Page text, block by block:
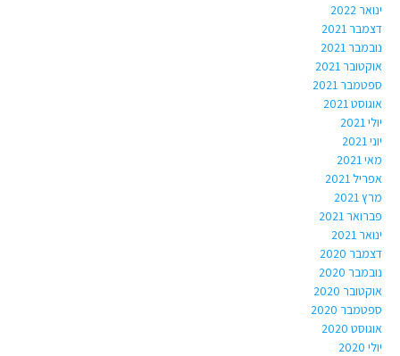
ינואר 2022
דצמבר 2021
נובמבר 2021
אוקטובר 2021
ספטמבר 2021
אוגוסט 2021
יולי 2021
יוני 2021
מאי 2021
אפריל 2021
מרץ 2021
פברואר 2021
ינואר 2021
דצמבר 2020
נובמבר 2020
אוקטובר 2020
ספטמבר 2020
אוגוסט 2020
יולי 2020